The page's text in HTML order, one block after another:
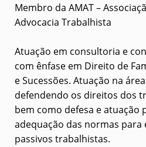
Membro da AMAT –
Advocacia Trabalhista
Atuação em consultoria e
com ênfase em Direito de
e Sucessões. Atuação na
defendendo os direitos dos
bem como defesa e atuação
adequação das normas para
passivos trabalhistas.